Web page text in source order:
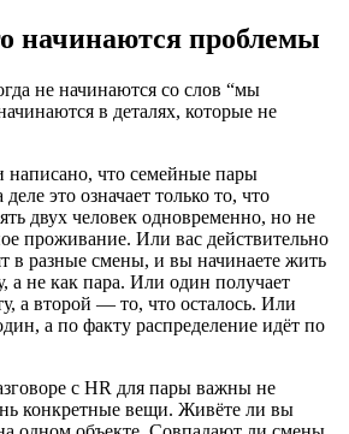
начинаются проблемы
не начинаются со слов “мы
в деталях, которые не
написано, что семейные пары
это означает только то, что
двух человек одновременно, но не
проживание. Или вас действительно
в разные смены, и вы начинаете жить
а не как пара. Или один получает
а второй — то, что осталось. Или
а по факту распределение идёт по
с HR для пары важны не
конкретные вещи. Живёте ли вы